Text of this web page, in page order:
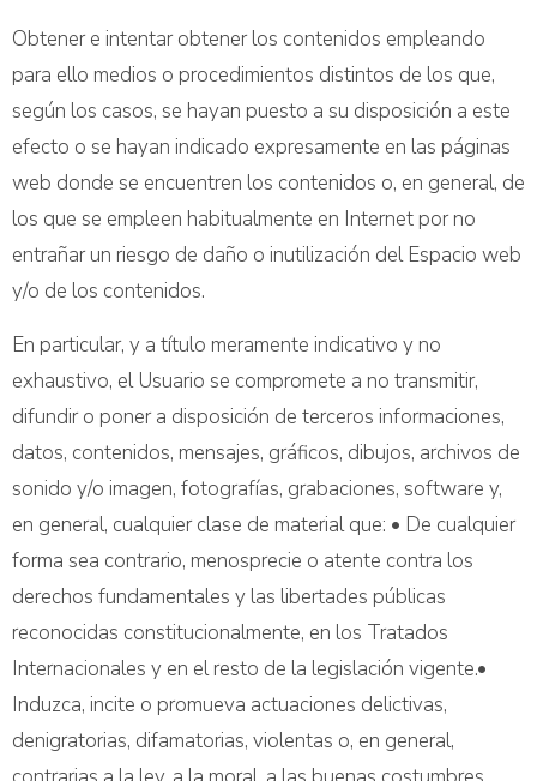
Obtener e intentar obtener los contenidos empleando
para ello medios o procedimientos distintos de los que,
según los casos, se hayan puesto a su disposición a este
efecto o se hayan indicado expresamente en las páginas
web donde se encuentren los contenidos o, en general, de
los que se empleen habitualmente en Internet por no
entrañar un riesgo de daño o inutilización del Espacio web
y/o de los contenidos.
En particular, y a título meramente indicativo y no
exhaustivo, el Usuario se compromete a no transmitir,
difundir o poner a disposición de terceros informaciones,
datos, contenidos, mensajes, gráficos, dibujos, archivos de
sonido y/o imagen, fotografías, grabaciones, software y,
en general, cualquier clase de material que: • De cualquier
forma sea contrario, menosprecie o atente contra los
derechos fundamentales y las libertades públicas
reconocidas constitucionalmente, en los Tratados
Internacionales y en el resto de la legislación vigente.•
Induzca, incite o promueva actuaciones delictivas,
denigratorias, difamatorias, violentas o, en general,